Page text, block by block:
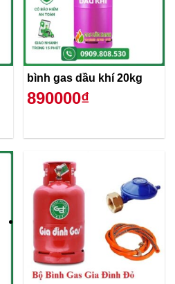
bình gas dầu khí 20kg
890000₫